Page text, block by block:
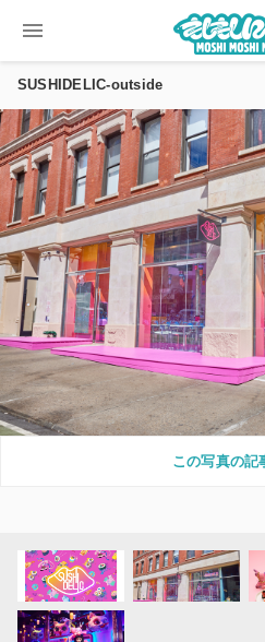
menu
SUSHIDELIC-outside
この写真の記